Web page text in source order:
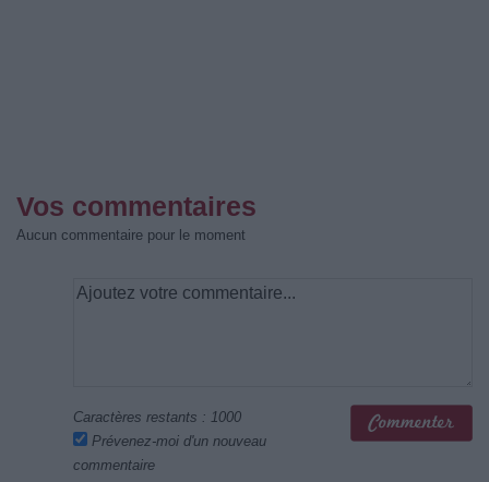
Vos commentaires
Aucun commentaire pour le moment
Caractères restants : 1000
Prévenez-moi d'un nouveau
commentaire